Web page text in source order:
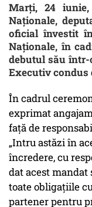
Marți, 24
Naționale,
oficial învestit
Naționale, în
debutul său
Executiv condus
În cadrul
exprimat
față de
„Intru astăzi în
încredere, cu
dat acest
toate obligaţiile
partener pentru